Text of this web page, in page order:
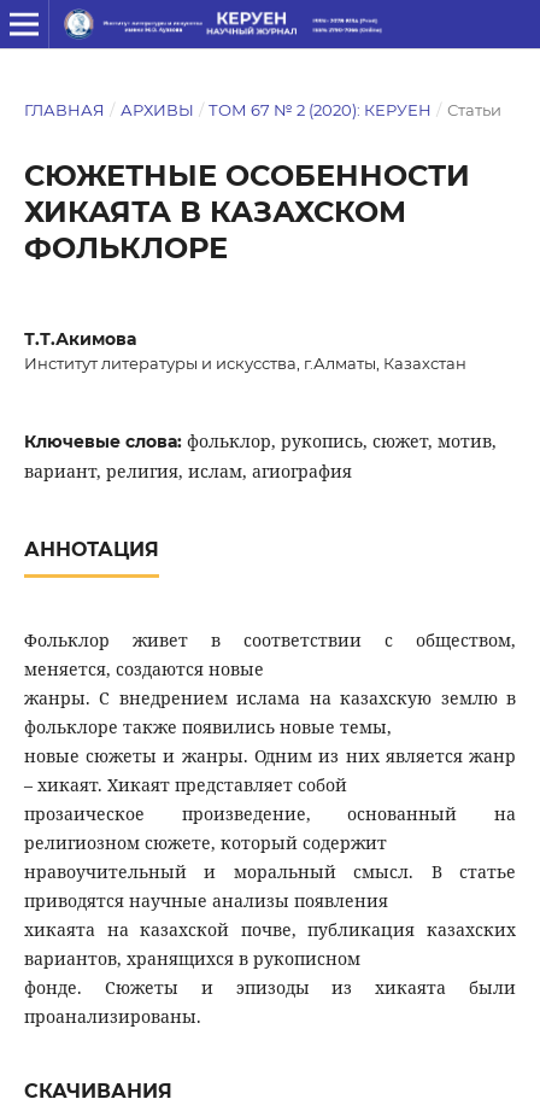
ГЛАВНАЯ / АРХИВЫ / ТОМ 67 № 2 (2020): КЕРУЕН / Статьи
СЮЖЕТНЫЕ ОСОБЕННОСТИ
ХИКАЯТА В КАЗАХСКОМ
ФОЛЬКЛОРЕ
Т.Т.Акимова
Институт литературы и искусства, г.Алматы, Казахстан
Ключевые слова: фольклор, рукопись, сюжет, мотив,
вариант, религия, ислам, агиография
АННОТАЦИЯ
Фольклор живет в соответствии с обществом,
меняется, создаются новые
жанры. С внедрением ислама на казахскую землю в
фольклоре также появились новые темы,
новые сюжеты и жанры. Одним из них является жанр
– хикаят. Хикаят представляет собой
прозаическое произведение, основанный на
религиозном сюжете, который содержит
нравоучительный и моральный смысл. В статье
приводятся научные анализы появления
хикаята на казахской почве, публикация казахских
вариантов, хранящихся в рукописном
фонде. Сюжеты и эпизоды из хикаята были
проанализированы.
СКАЧИВАНИЯ